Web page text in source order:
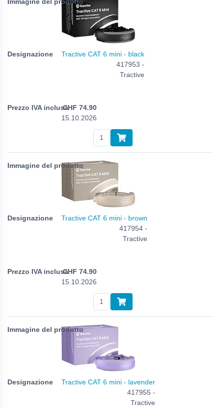
Tractive CAT 6 mini - black
417953 -
Tractive
CHF 74.90
15.10.2026
Tractive CAT 6 mini - brown
417954 -
Tractive
CHF 74.90
15.10.2026
Tractive CAT 6 mini - lavender
417955 -
Tractive